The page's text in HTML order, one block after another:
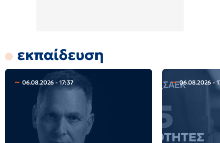
εκπαίδευση
06.08.2026 - 17:37 06.08.2026 -